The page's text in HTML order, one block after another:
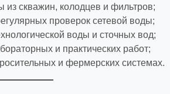
из скважин, колодцев и фильтров;
проверок сетевой воды;
воды и сточных вод;
и практических работ;
и фермерских системах.